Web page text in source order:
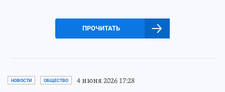
ПРОЧИТАТЬ
НОВОСТИ ОБЩЕСТВО 4 июня 2026 17:28